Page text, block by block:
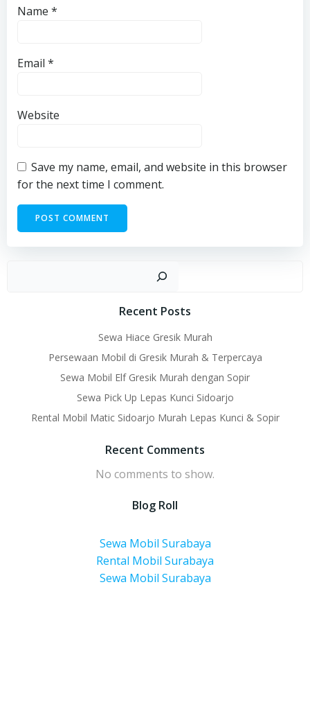
Name *
Email *
Website
Save my name, email, and website in this browser
for the next time I comment.
Recent Posts
Sewa Hiace Gresik Murah
Persewaan Mobil di Gresik Murah & Terpercaya
Sewa Mobil Elf Gresik Murah dengan Sopir
Sewa Pick Up Lepas Kunci Sidoarjo
Rental Mobil Matic Sidoarjo Murah Lepas Kunci & Sopir
Recent Comments
No comments to show.
Blog Roll
Sewa Mobil Surabaya
Rental Mobil Surabaya
Sewa Mobil Surabaya